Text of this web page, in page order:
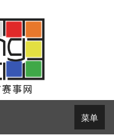
菜单